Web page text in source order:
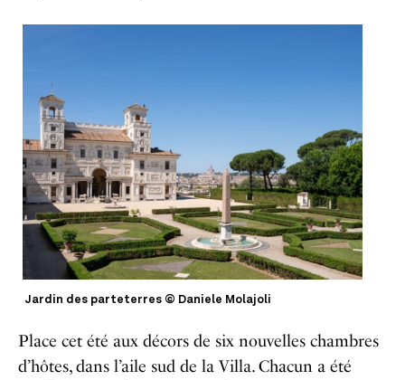
Jardin des parteterres © Daniele Molajoli
Place cet été aux décors de six nouvelles chambres
d’hôtes, dans l’aile sud de la Villa. Chacun a été